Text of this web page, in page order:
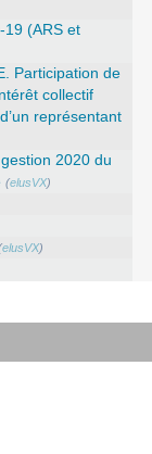
19 (ARS et
Participation de
collectif
représentant
2020 du
(elusVX)
elusVX)